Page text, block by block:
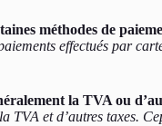
méthodes de
effectués par
la TVA ou
et d’autres taxes.